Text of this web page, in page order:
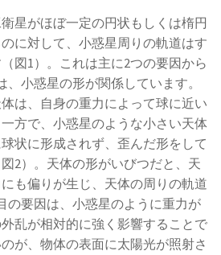
星がほぼ一定の円状もしくは楕円
に対して、小惑星周りの軌道はす
図1）。これは主に2つの要因から
小惑星の形が関係しています。
は、自身の重力によって球に近い
方で、小惑星のような小さい天体
状に形成されず、歪んだ形をして
2）。天体の形がいびつだと、天
も偏りが生じ、天体の周りの軌道
の要因は、小惑星のように重力が
乱が相対的に強く影響することで
が、物体の表面に太陽光が照射さ